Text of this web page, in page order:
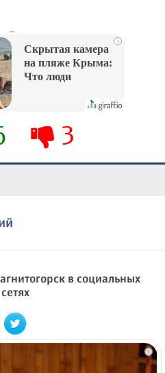
i
Скрытая камера
на пляже Крыма:
Что люди
их не видят...
3
в социальных
сетях
i